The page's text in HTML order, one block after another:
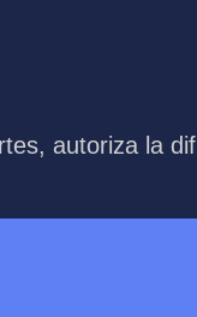
autoriza la